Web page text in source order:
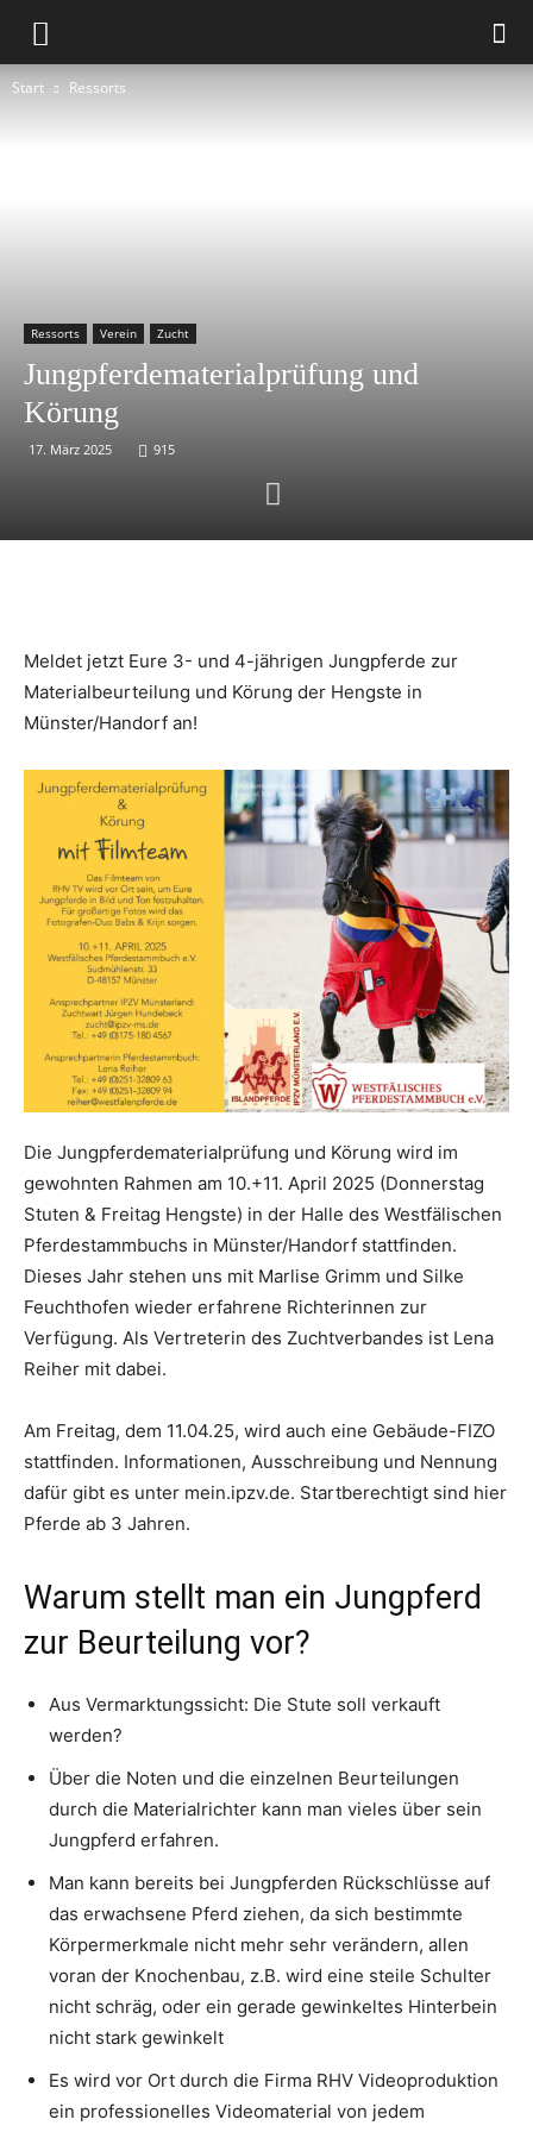
Start Ressorts
Ressorts Verein Zucht
Jungpferdematerialprüfung und
Körung
17. März 2025 915
Meldet jetzt Eure 3- und 4-jährigen Jungpferde zur
Materialbeurteilung und Körung der Hengste in
Münster/Handorf an!
Die Jungpferdematerialprüfung und Körung wird im
gewohnten Rahmen am 10.+11. April 2025 (Donnerstag
Stuten & Freitag Hengste) in der Halle des Westfälischen
Pferdestammbuchs in Münster/Handorf stattfinden.
Dieses Jahr stehen uns mit Marlise Grimm und Silke
Feuchthofen wieder erfahrene Richterinnen zur
Verfügung. Als Vertreterin des Zuchtverbandes ist Lena
Reiher mit dabei.
Am Freitag, dem 11.04.25, wird auch eine Gebäude-FIZO
stattfinden. Informationen, Ausschreibung und Nennung
dafür gibt es unter mein.ipzv.de. Startberechtigt sind hier
Pferde ab 3 Jahren.
Warum stellt man ein Jungpferd
zur Beurteilung vor?
Aus Vermarktungssicht: Die Stute soll verkauft
werden?
Über die Noten und die einzelnen Beurteilungen
durch die Materialrichter kann man vieles über sein
Jungpferd erfahren.
Man kann bereits bei Jungpferden Rückschlüsse auf
das erwachsene Pferd ziehen, da sich bestimmte
Körpermerkmale nicht mehr sehr verändern, allen
voran der Knochenbau, z.B. wird eine steile Schulter
nicht schräg, oder ein gerade gewinkeltes Hinterbein
nicht stark gewinkelt
Es wird vor Ort durch die Firma RHV Videoproduktion
ein professionelles Videomaterial von jedem